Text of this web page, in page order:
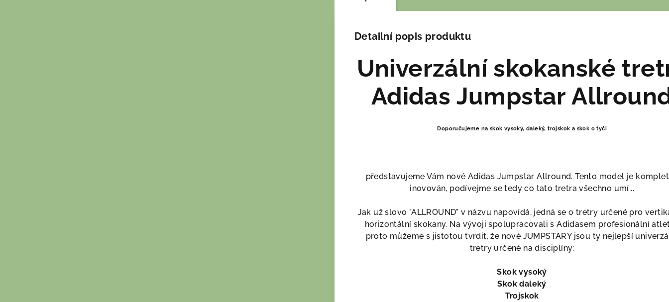
Detailní popis produktu
Univerzální skokanské
Adidas Jumpstar
Doporučujeme na skok vysoký, daleký, trojskok a skok o tyči
představujeme Vám nové Adidas Jumpstar Allround. Tento model je
inovován, podívejme se tedy co tato tretra všechno umí...
Jak už slovo "ALLROUND" v názvu napovídá, jedná se o tretry určené pro
horizontální skokany. Na vývoji spolupracovali s Adidasem profesionální
proto můžeme s jistotou tvrdit, že nové JUMPSTARY jsou ty nejlepší
tretry určené na disciplíny:
Skok vysoký
Skok daleký
Trojskok